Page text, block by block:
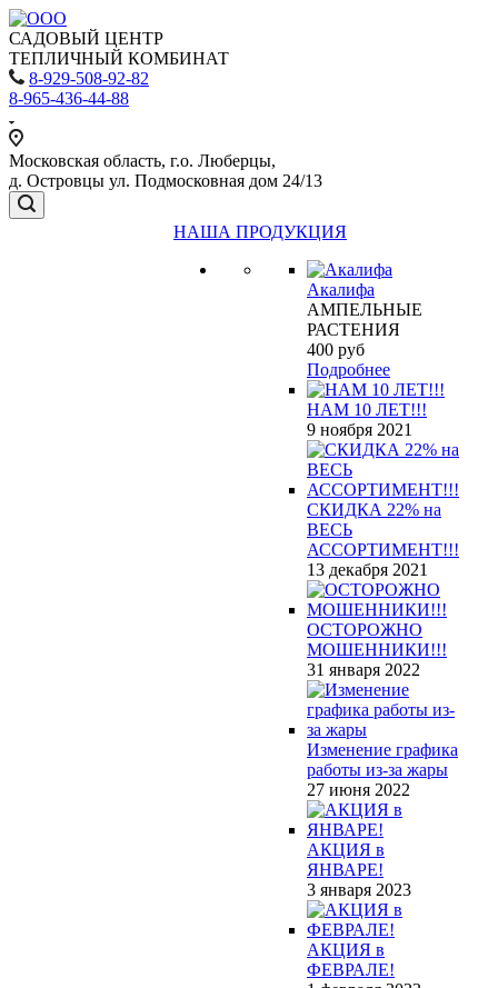
САДОВЫЙ ЦЕНТР
ТЕПЛИЧНЫЙ КОМБИНАТ
8-929-508-92-82
8-965-436-44-88
Московская область, г.о. Люберцы,
д. Островцы ул. Подмосковная дом 24/13
НАША ПРОДУКЦИЯ
Акалифа
АМПЕЛЬНЫЕ
РАСТЕНИЯ
400 руб
Подробнее
НАМ 10 ЛЕТ!!!
9 ноября 2021
СКИДКА 22% на
ВЕСЬ
АССОРТИМЕНТ!!!
13 декабря 2021
ОСТОРОЖНО
МОШЕННИКИ!!!
31 января 2022
Изменение графика
работы из-за жары
27 июня 2022
АКЦИЯ в
ЯНВАРЕ!
3 января 2023
АКЦИЯ в
ФЕВРАЛЕ!